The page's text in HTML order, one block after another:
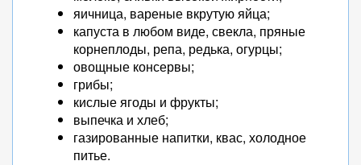
яичница, вареные вкрутую яйца;
капуста в любом виде, свекла, пряные
корнеплоды, репа, редька, огурцы;
овощные консервы;
грибы;
кислые ягоды и фрукты;
выпечка и хлеб;
газированные напитки, квас, холодное
питье.